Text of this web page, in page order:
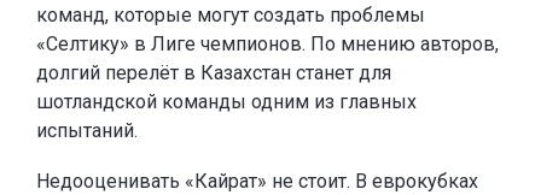
команд, которые могут создать проблемы
«Селтику» в Лиге чемпионов. По мнению авторов,
долгий перелёт в Казахстан станет для
шотландской команды одним из главных
испытаний.
Недооценивать «Кайрат» не стоит. В еврокубках